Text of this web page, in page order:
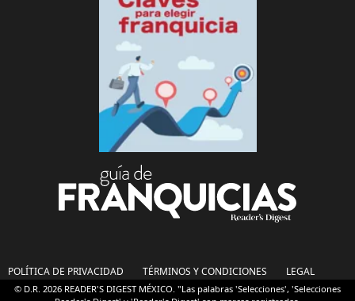
POLÍTICA DE PRIVACIDAD TÉRMINOS Y CONDICIONES LEGAL
© D.R. 2026 READER'S DIGEST MÉXICO. "Las palabras 'Selecciones', 'Selecciones